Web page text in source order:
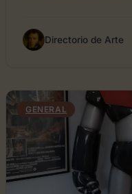
Directorio de Arte
GENERAL